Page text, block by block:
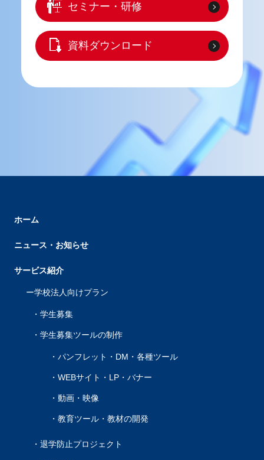
セミナー・研修
資料ダウンロード
ホーム
ニュース・お知らせ
サービス紹介
学校法人向けプラン
学生募集
学生募集ツールの制作
パンフレット・DM・各種ツール
WEBサイト・LP・バナー
動画・映像
教育ツール・教材の開発
退学防止プロジェクト